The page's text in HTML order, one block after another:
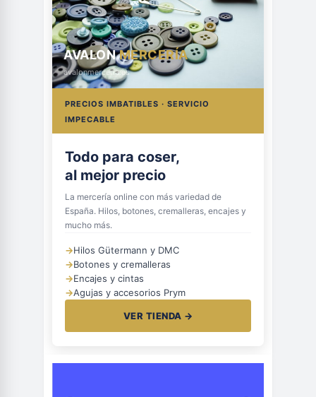
AVALONMERCERÍA
avalonmerceria.es
PRECIOS IMBATIBLES · SERVICIO
IMPECABLE
Todo para coser,
al mejor precio
La mercería online con más variedad de
España. Hilos, botones, cremalleras, encajes y
mucho más.
→Hilos Gütermann y DMC
→Botones y cremalleras
→Encajes y cintas
→Agujas y accesorios Prym
VER TIENDA →